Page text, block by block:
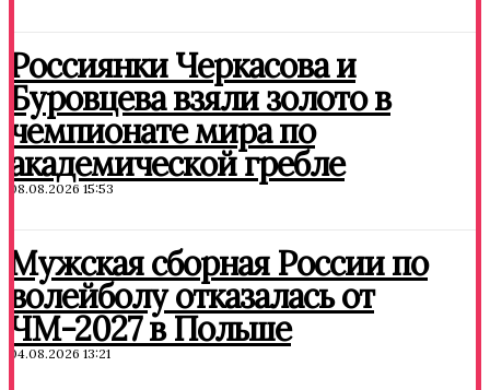
Россиянки Черкасова и
Буровцева взяли золото в
чемпионате мира по
академической гребле
08.08.2026 15:53
Мужская сборная России по
волейболу отказалась от
ЧМ-2027 в Польше
04.08.2026 13:21